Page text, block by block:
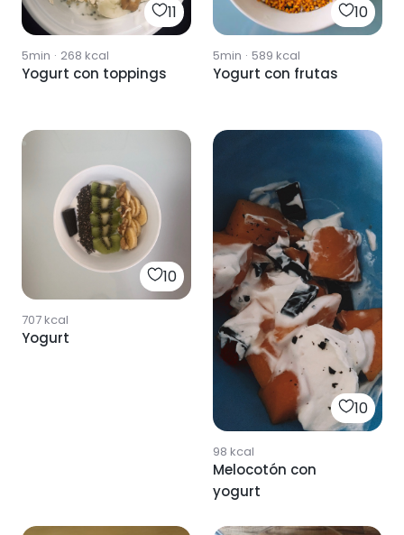
11
5min · 268 kcal
Yogurt con toppings
10
5min · 589 kcal
Yogurt con frutas
10
707kcal
Yogurt
10
98 kcal
Melocotón con
yogurt